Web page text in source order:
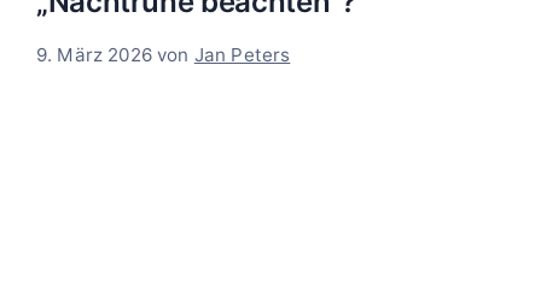
9. März 2026 von Jan Peters